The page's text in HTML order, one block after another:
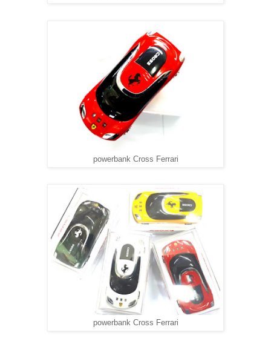
powerbank Cross Ferrari
powerbank Cross Ferrari